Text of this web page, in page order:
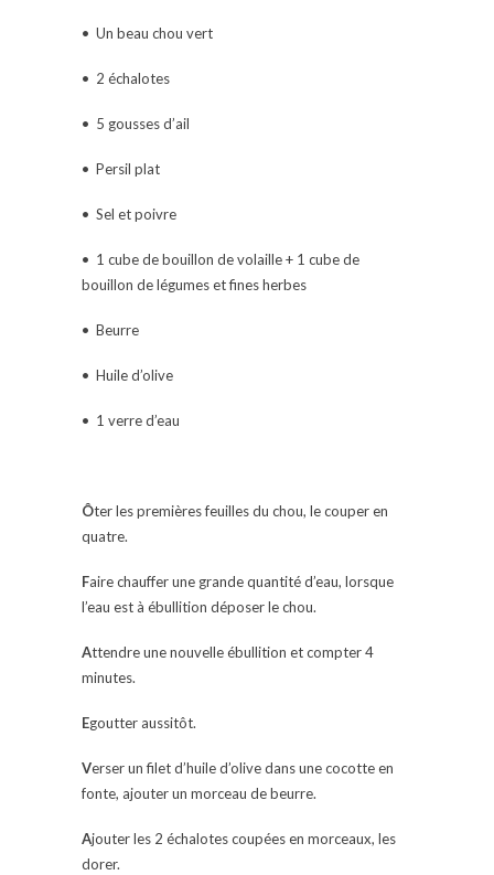
• Un beau chou vert
• 2 échalotes
• 5 gousses d’ail
• Persil plat
• Sel et poivre
• 1 cube de bouillon de volaille + 1 cube de
bouillon de légumes et fines herbes
• Beurre
• Huile d’olive
• 1 verre d’eau
Ôter les premières feuilles du chou, le couper en
quatre.
Faire chauffer une grande quantité d’eau, lorsque
l’eau est à ébullition déposer le chou.
Attendre une nouvelle ébullition et compter 4
minutes.
Egoutter aussitôt.
Verser un filet d’huile d’olive dans une cocotte en
fonte, ajouter un morceau de beurre.
Ajouter les 2 échalotes coupées en morceaux, les
dorer.